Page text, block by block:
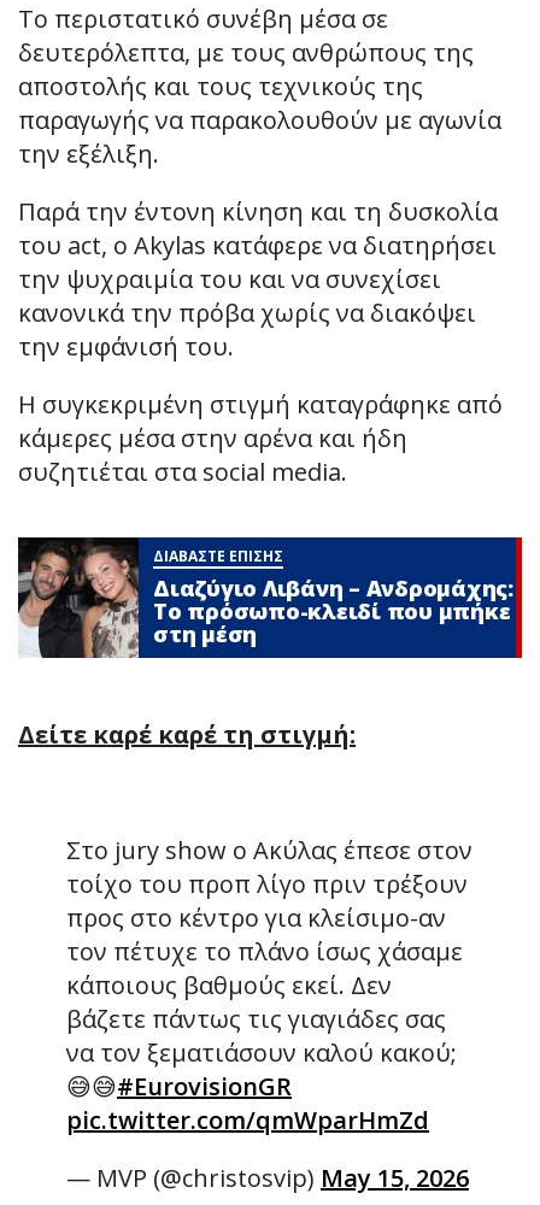
Το περιστατικό συνέβη μέσα σε
δευτερόλεπτα, με τους ανθρώπους της
αποστολής και τους τεχνικούς της
παραγωγής να παρακολουθούν με αγωνία
την εξέλιξη.
Παρά την έντονη κίνηση και τη δυσκολία
του act, ο Akylas κατάφερε να διατηρήσει
την ψυχραιμία του και να συνεχίσει
κανονικά την πρόβα χωρίς να διακόψει
την εμφάνισή του.
Η συγκεκριμένη στιγμή καταγράφηκε από
κάμερες μέσα στην αρένα και ήδη
συζητιέται στα social media.
ΔΙΑΒΑΣΤΕ ΕΠΙΣΗΣ
Διαζύγιο Λιβάνη – Ανδρομάχης:
Το πρόσωπο-κλειδί που μπήκε
στη μέση
Δείτε καρέ καρέ τη στιγμή:
Στο jury show ο Ακύλας έπεσε στον
τοίχο του προπ λίγο πριν τρέξουν
προς στο κέντρο για κλείσιμο-αν
τον πέτυχε το πλάνο ίσως χάσαμε
κάποιους βαθμούς εκεί. Δεν
βάζετε πάντως τις γιαγιάδες σας
να τον ξεματιάσουν καλού κακού;
😅😅#EurovisionGR
pic.twitter.com/qmWparHmZd
— MVP (@christosvip) May 15, 2026